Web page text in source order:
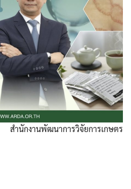
สำนักงานพัฒนาการวิจัยการเกษตร